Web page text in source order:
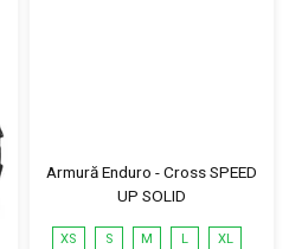
Armură Enduro - Cross SPEED
UP SOLID
XS S M L XL